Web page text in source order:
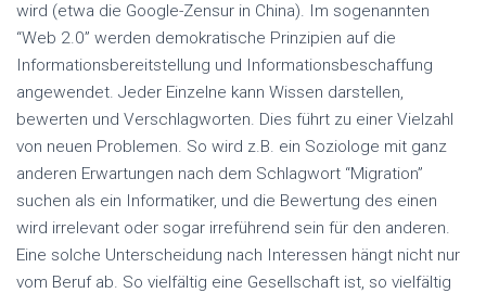
wird (etwa die Google-Zensur in China). Im sogenannten
“Web 2.0” werden demokratische Prinzipien auf die
Informationsbereitstellung und Informationsbeschaffung
angewendet. Jeder Einzelne kann Wissen darstellen,
bewerten und Verschlagworten. Dies führt zu einer Vielzahl
von neuen Problemen. So wird z.B. ein Soziologe mit ganz
anderen Erwartungen nach dem Schlagwort “Migration”
suchen als ein Informatiker, und die Bewertung des einen
wird irrelevant oder sogar irreführend sein für den anderen.
Eine solche Unterscheidung nach Interessen hängt nicht nur
vom Beruf ab. So vielfältig eine Gesellschaft ist, so vielfältig